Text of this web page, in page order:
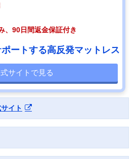
、90日間返金保証付き
ートする高反発マットレス
サイトで見る
イト